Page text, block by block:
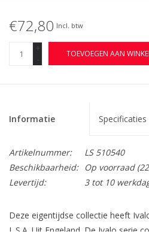
€72,80 Incl. btw
+
-
TOEVOEGEN AAN
Informatie Specificaties
Artikelnummer:
LS 510540
Beschikbaarheid:
Op voorraad
Levertijd:
3 tot 10
Deze eigentijdse collectie heeft
L.S.A. Uit Engeland. De Ivalo serie